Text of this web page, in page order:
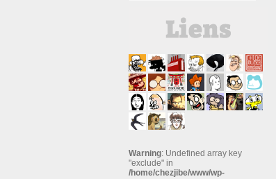
Warning: Undefined array key
"exclude" in
/home/chezjibe/www/wp-